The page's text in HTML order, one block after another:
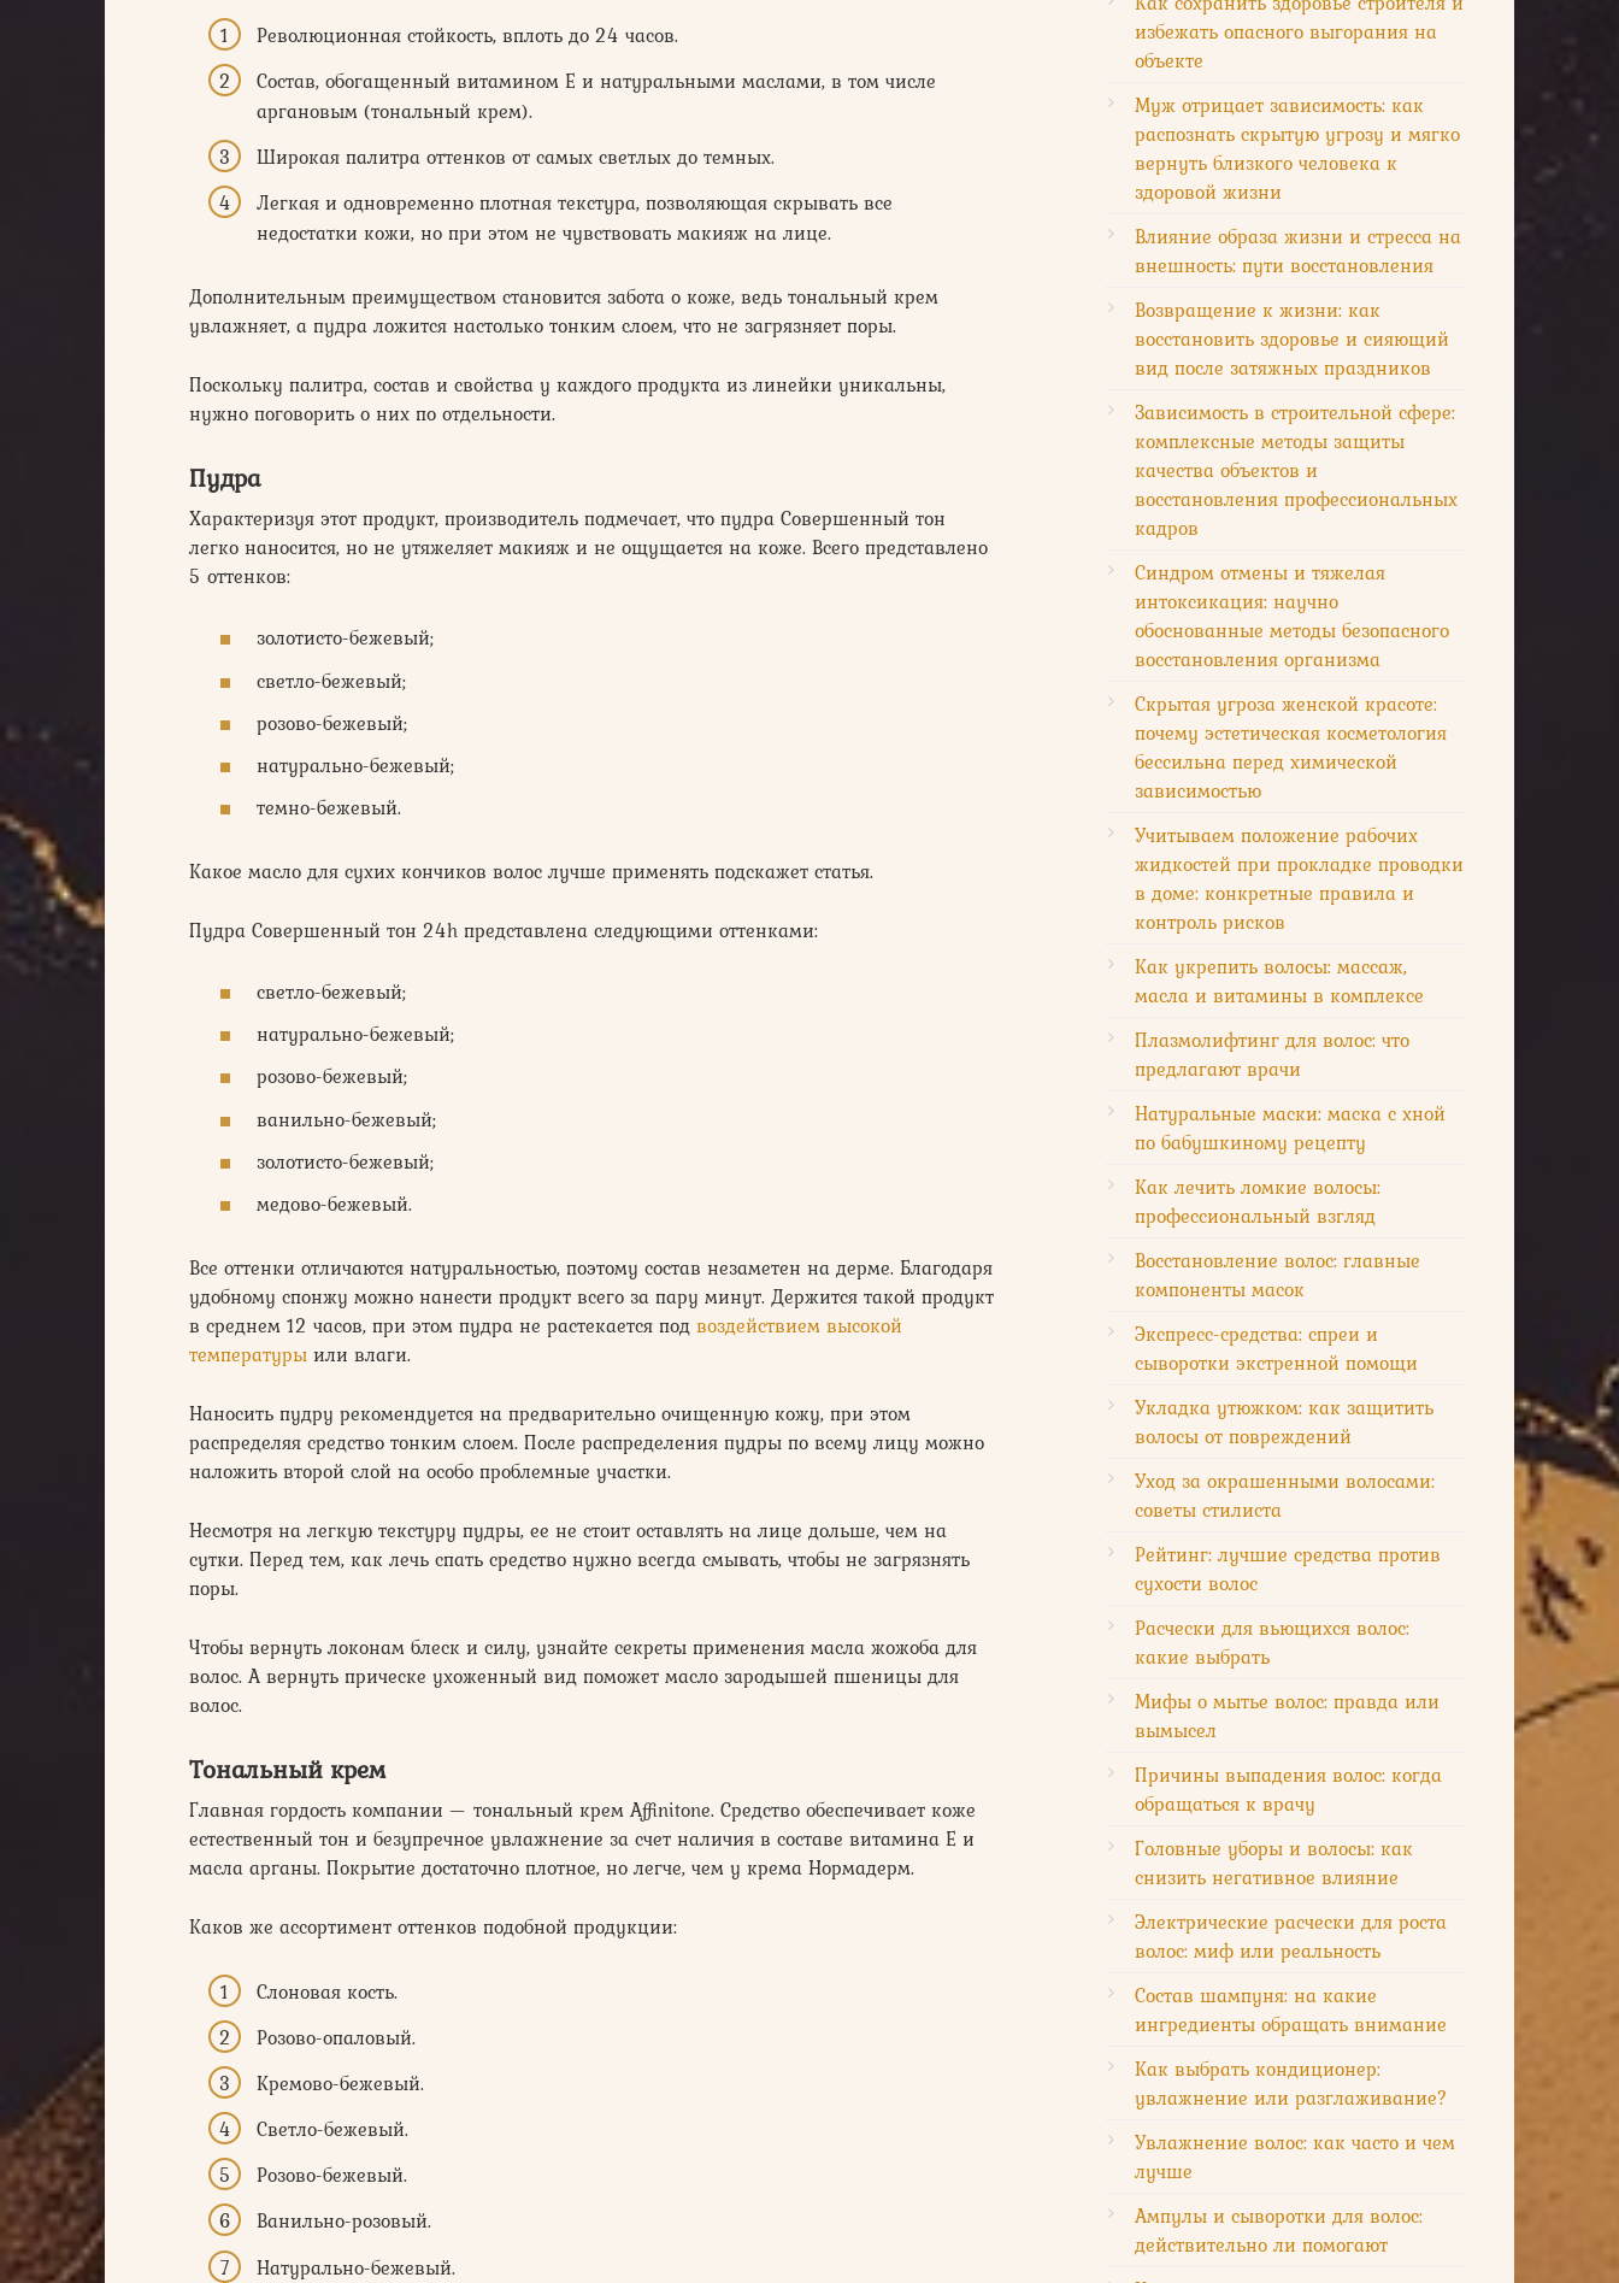
Революционная стойкость, вплоть до 24 часов.
Состав, обогащенный витамином Е и натуральными маслами, в том числе
аргановым (тональный крем).
Широкая палитра оттенков от самых светлых до темных.
Легкая и одновременно плотная текстура, позволяющая скрывать все
недостатки кожи, но при этом не чувствовать макияж на лице.
Дополнительным преимуществом становится забота о коже, ведь тональный крем
увлажняет, а пудра ложится настолько тонким слоем, что не загрязняет поры.
Поскольку палитра, состав и свойства у каждого продукта из линейки уникальны,
нужно поговорить о них по отдельности.
Пудра
Характеризуя этот продукт, производитель подмечает, что пудра Совершенный тон
легко наносится, но не утяжеляет макияж и не ощущается на коже. Всего представлено
5 оттенков:
золотисто-бежевый;
светло-бежевый;
розово-бежевый;
натурально-бежевый;
темно-бежевый.
Какое масло для сухих кончиков волос лучше применять подскажет статья.
Пудра Совершенный тон 24h представлена следующими оттенками:
светло-бежевый;
натурально-бежевый;
розово-бежевый;
ванильно-бежевый;
золотисто-бежевый;
медово-бежевый.
Все оттенки отличаются натуральностью, поэтому состав незаметен на дерме. Благодаря
удобному спонжу можно нанести продукт всего за пару минут. Держится такой продукт
в среднем 12 часов, при этом пудра не растекается под воздействием высокой
температуры или влаги.
Наносить пудру рекомендуется на предварительно очищенную кожу, при этом
распределяя средство тонким слоем. После распределения пудры по всему лицу можно
наложить второй слой на особо проблемные участки.
Несмотря на легкую текстуру пудры, ее не стоит оставлять на лице дольше, чем на
сутки. Перед тем, как лечь спать средство нужно всегда смывать, чтобы не загрязнять
поры.
Чтобы вернуть локонам блеск и силу, узнайте секреты применения масла жожоба для
волос. А вернуть прическе ухоженный вид поможет масло зародышей пшеницы для
волос.
Тональный крем
Главная гордость компании — тональный крем Affinitone. Средство обеспечивает коже
естественный тон и безупречное увлажнение за счет наличия в составе витамина Е и
масла арганы. Покрытие достаточно плотное, но легче, чем у крема Нормадерм.
Каков же ассортимент оттенков подобной продукции:
Слоновая кость.
Розово-опаловый.
Кремово-бежевый.
Светло-бежевый.
Розово-бежевый.
Ванильно-розовый.
Натурально-бежевый.
избежать опасного выгорания на
объекте
Муж отрицает зависимость: как
распознать скрытую угрозу и мягко
вернуть близкого человека к
здоровой жизни
Влияние образа жизни и стресса на
внешность: пути восстановления
Возвращение к жизни: как
восстановить здоровье и сияющий
вид после затяжных праздников
Зависимость в строительной сфере:
комплексные методы защиты
качества объектов и
восстановления профессиональных
кадров
Синдром отмены и тяжелая
интоксикация: научно
обоснованные методы безопасного
восстановления организма
Скрытая угроза женской красоте:
почему эстетическая косметология
бессильна перед химической
зависимостью
Учитываем положение рабочих
жидкостей при прокладке проводки
в доме: конкретные правила и
контроль рисков
Как укрепить волосы: массаж,
масла и витамины в комплексе
Плазмолифтинг для волос: что
предлагают врачи
Натуральные маски: маска с хной
по бабушкиному рецепту
Как лечить ломкие волосы:
профессиональный взгляд
Восстановление волос: главные
компоненты масок
Экспресс-средства: спреи и
сыворотки экстренной помощи
Укладка утюжком: как защитить
волосы от повреждений
Уход за окрашенными волосами:
советы стилиста
Рейтинг: лучшие средства против
сухости волос
Расчески для вьющихся волос:
какие выбрать
Мифы о мытье волос: правда или
вымысел
Причины выпадения волос: когда
обращаться к врачу
Головные уборы и волосы: как
снизить негативное влияние
Электрические расчески для роста
волос: миф или реальность
Состав шампуня: на какие
ингредиенты обращать внимание
Как выбрать кондиционер:
увлажнение или разглаживание?
Увлажнение волос: как часто и чем
лучше
Ампулы и сыворотки для волос:
действительно ли помогают